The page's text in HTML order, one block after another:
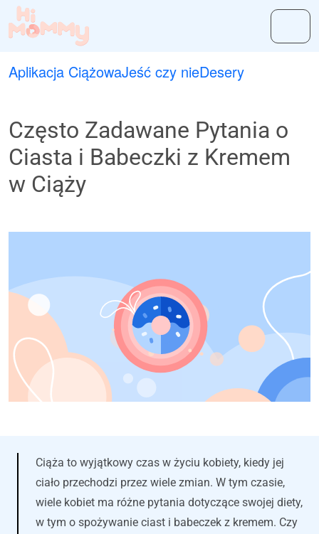
Aplikacja CiążowaJeść czy nieDesery
Często Zadawane Pytania o
Ciasta i Babeczki z Kremem
w Ciąży
Ciąża to wyjątkowy czas w życiu kobiety, kiedy jej
ciało przechodzi przez wiele zmian. W tym czasie,
wiele kobiet ma różne pytania dotyczące swojej diety,
w tym o spożywanie ciast i babeczek z kremem. Czy